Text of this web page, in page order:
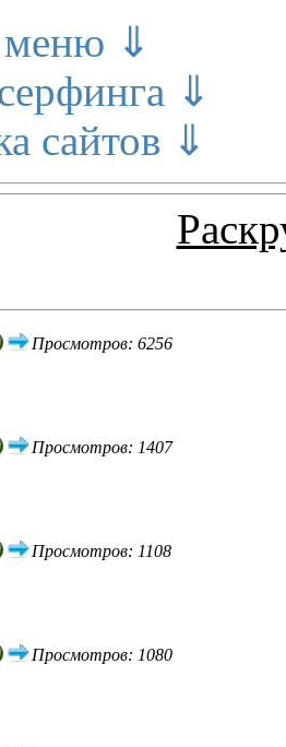
меню ⇓
⇓
сайтов ⇓
Просмотров: 6256
Просмотров: 1407
Просмотров: 1108
Просмотров: 1080